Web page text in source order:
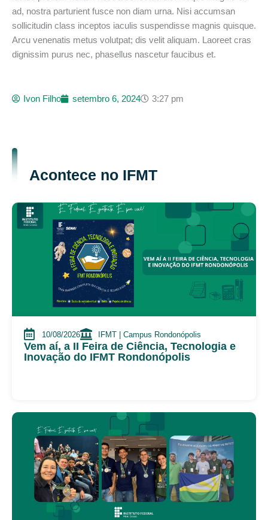
ad, nostra parturient fusce non diam urna. Nisi accumsan
sollicitudin class inceptos iaculis suspendisse magnis quisque.
Arcu venenatis metus volutpat; dis velit aliquam. Laoreet cras
dignissim purus nec, phasellus nascetur faucibus et.
Ivon Filho setembro 6, 2024 3:27 pm
Acontece no IFMT
10/08/2026 IFMT | Campus Rondonópolis
Vem aí, a II Feira de Ciência, Tecnologia e
Inovação do IFMT Rondonópolis